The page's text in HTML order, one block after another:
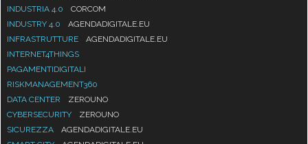
INDUSTRIA 4.0
CORCOM
INDUSTRY 4.0
AGENDADIGITALE.EU
INFRASTRUTTURE
AGENDADIGITALE.EU
INTERNET4THINGS
PAGAMENTIDIGITALI
RISKMANAGEMENT360
DATA CENTER
ZEROUNO
CYBERSECURITY
ZEROUNO
SICUREZZA
AGENDADIGITALE.EU